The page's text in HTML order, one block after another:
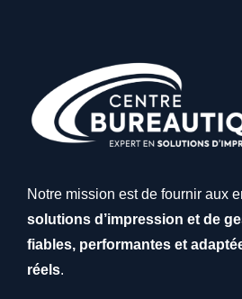
Notre mission est de fournir aux
solutions d’impression et de
fiables, performantes et
réels.